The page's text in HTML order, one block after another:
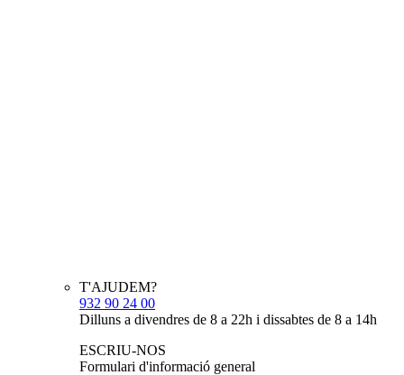
T'AJUDEM?
932 90 24 00
Dilluns a divendres de 8 a 22h i dissabtes de 8 a 14h
ESCRIU-NOS
Formulari d'informació general